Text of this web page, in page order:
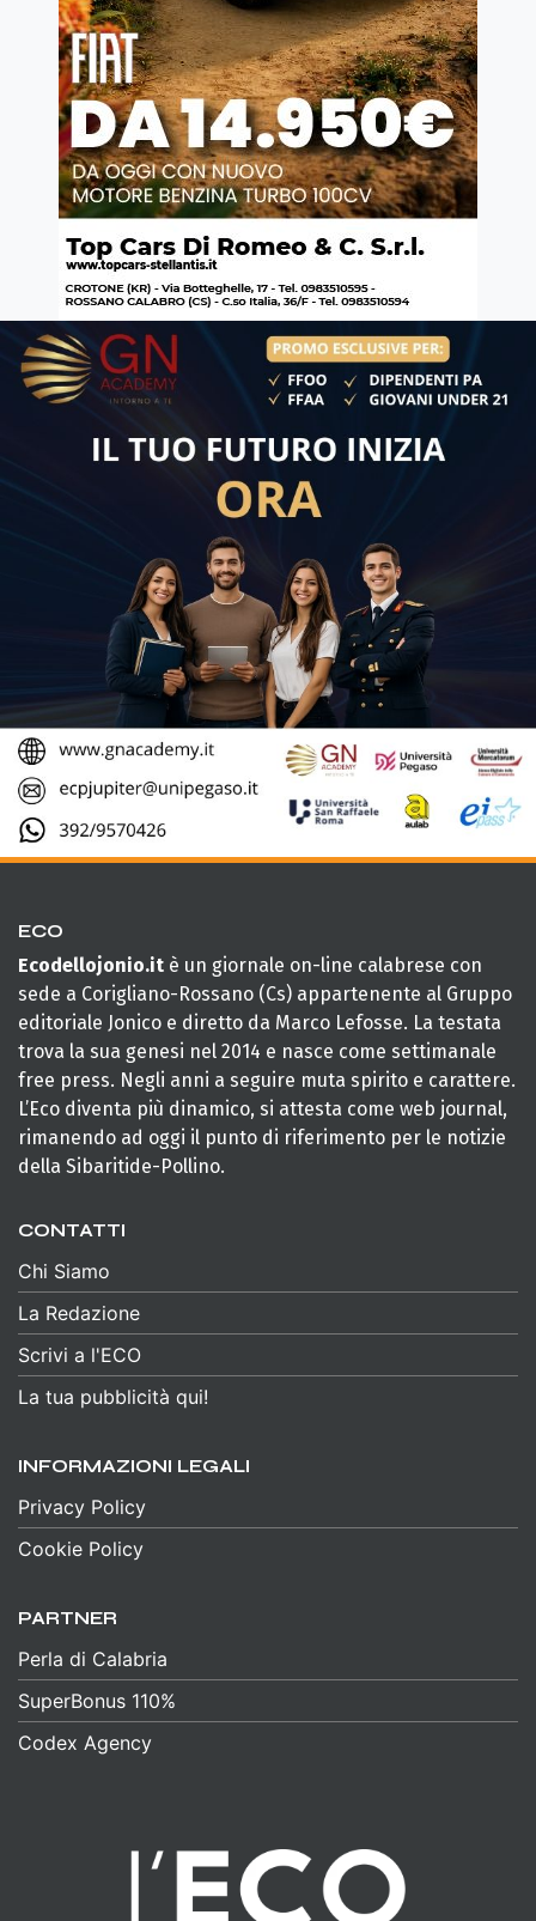
ECO
Ecodellojonio.it è un giornale on-line calabrese con
sede a Corigliano-Rossano (Cs) appartenente al Gruppo
editoriale Jonico e diretto da Marco Lefosse. La testata
trova la sua genesi nel 2014 e nasce come settimanale
free press. Negli anni a seguire muta spirito e carattere.
L’Eco diventa più dinamico, si attesta come web journal,
rimanendo ad oggi il punto di riferimento per le notizie
della Sibaritide-Pollino.
CONTATTI
Chi Siamo
La Redazione
Scrivi a l'ECO
La tua pubblicità qui!
INFORMAZIONI LEGALI
Privacy Policy
Cookie Policy
PARTNER
Perla di Calabria
SuperBonus 110%
Codex Agency